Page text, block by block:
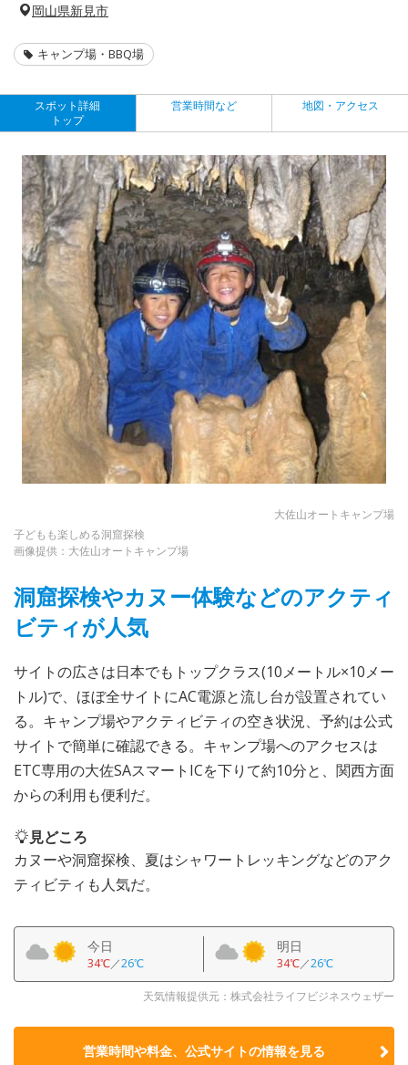
岡山県新見市
キャンプ場・BBQ場
スポット詳細
トップ
営業時間など 地図・アクセス
大佐山オートキャンプ場
子どもも楽しめる洞窟探検
画像提供：大佐山オートキャンプ場
洞窟探検やカヌー体験などのアクティ
ビティが人気
サイトの広さは日本でもトップクラス(10メートル×10メー
トル)で、ほぼ全サイトにAC電源と流し台が設置されてい
る。キャンプ場やアクティビティの空き状況、予約は公式
サイトで簡単に確認できる。キャンプ場へのアクセスは
ETC専用の大佐SAスマートICを下りて約10分と、関西方面
からの利用も便利だ。
見どころ
カヌーや洞窟探検、夏はシャワートレッキングなどのアク
ティビティも人気だ。
今日
34℃／26℃
明日
34℃／26℃
天気情報提供元：株式会社ライフビジネスウェザー
営業時間や料金、公式サイトの情報を見る